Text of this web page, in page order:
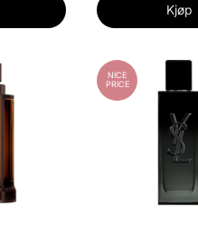
Kjøp
NICE
PRICE